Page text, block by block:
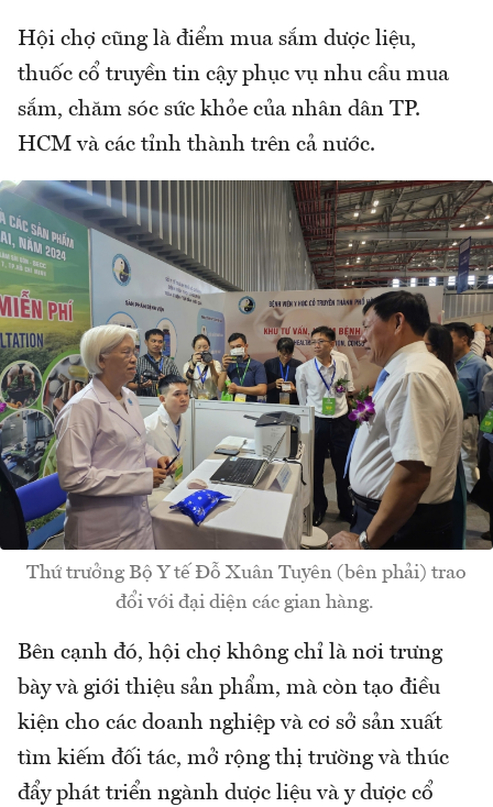
Hội chợ cũng là điểm mua sắm dược liệu,
thuốc cổ truyền tin cậy phục vụ nhu cầu mua
sắm, chăm sóc sức khỏe của nhân dân TP.
HCM và các tỉnh thành trên cả nước.
Thứ trưởng Bộ Y tế Đỗ Xuân Tuyên (bên phải) trao
đổi với đại diện các gian hàng.
Bên cạnh đó, hội chợ không chỉ là nơi trưng
bày và giới thiệu sản phẩm, mà còn tạo điều
kiện cho các doanh nghiệp và cơ sở sản xuất
tìm kiếm đối tác, mở rộng thị trường và thúc
đẩy phát triển ngành dược liệu và y dược cổ